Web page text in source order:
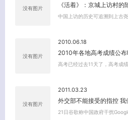
没有图片 《活着》：京城上访村的
中国上访的历史可追溯到上古
没有图片
2010.06.18
2010年各地高考成绩公
高考已经过去11天了，高考成
没有图片
2011.03.23
外交部不能接受的指控 我
21日谷歌称中国政府干扰